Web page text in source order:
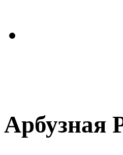
Арбузная